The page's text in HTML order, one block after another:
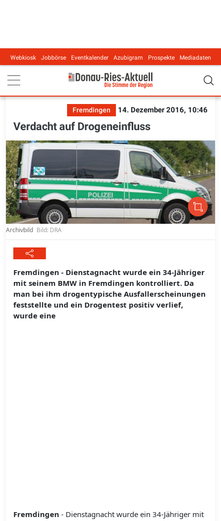
Main navigation
Webkiosk Jobbörse Eventkalender Azubigram Prospekte Mediadaten
Fremdingen 14. Dezember 2016, 10:46
Verdacht auf Drogeneinfluss
Archivbild Bild: DRA
Fremdingen - Dienstagnacht wurde ein 34-Jähriger
mit seinem BMW in Fremdingen kontrolliert. Da
man bei ihm drogentypische Ausfallerscheinungen
feststellte und ein Drogentest positiv verlief,
wurde eine
Fremdingen - Dienstagnacht wurde ein 34-Jähriger mit